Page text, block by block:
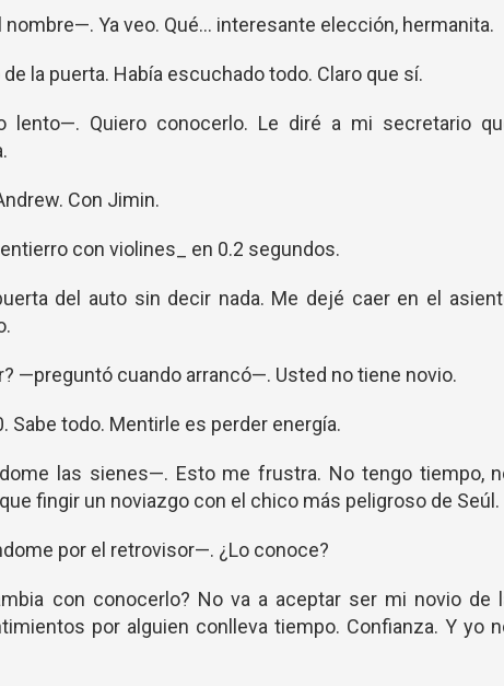
Ya veo. Qué… interesante elección, hermanita.
la puerta. Había escuchado todo. Claro que sí.
lento—. Quiero conocerlo. Le diré a mi secretario
Con Jimin.
con violines_ en 0.2 segundos.
del auto sin decir nada. Me dejé caer en el
—preguntó cuando arrancó—. Usted no tiene novio.
Sabe todo. Mentirle es perder energía.
las sienes—. Esto me frustra. No tengo tiempo,
fingir un noviazgo con el chico más peligroso de Seúl.
por el retrovisor—. ¿Lo conoce?
con conocerlo? No va a aceptar ser mi novio de
por alguien conlleva tiempo. Confianza. Y yo